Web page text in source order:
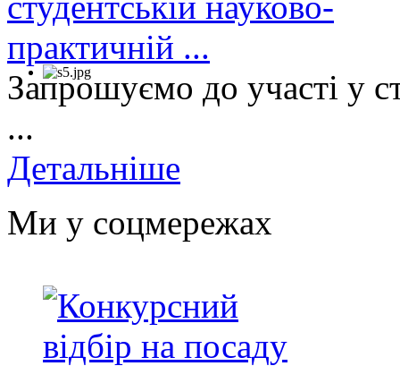
Запрошуємо до участі у
...
Детальніше
Ми у соцмережах